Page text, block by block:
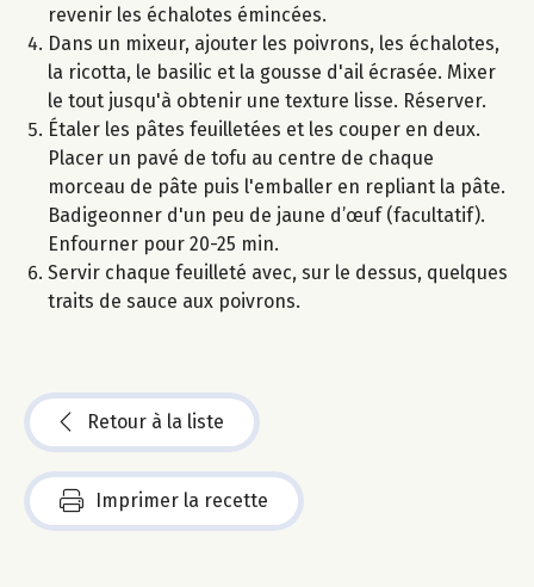
revenir les échalotes émincées.
Dans un mixeur, ajouter les poivrons, les échalotes,
la ricotta, le basilic et la gousse d'ail écrasée. Mixer
le tout jusqu'à obtenir une texture lisse. Réserver.
Étaler les pâtes feuilletées et les couper en deux.
Placer un pavé de tofu au centre de chaque
morceau de pâte puis l'emballer en repliant la pâte.
Badigeonner d'un peu de jaune d’œuf (facultatif).
Enfourner pour 20-25 min.
Servir chaque feuilleté avec, sur le dessus, quelques
traits de sauce aux poivrons.
Retour à la liste
Imprimer la recette